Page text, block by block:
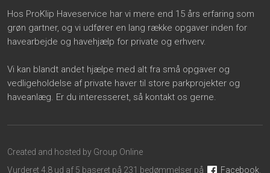
Hos ProKlip Haveservice har vi mere end 15 års erfaring som
grøn gartner, og vi udfører en lang række opgaver inden for
havearbejde og havehjælp for private og erhverv.
Vi kan blandt andet hjælpe med alt fra små opgaver og
vedligeholdelse af private haver til store parkprojekter og
haveanlæg. Er du interesseret, så kontakt os gerne.
Created and hosted by Group Online
Vurderet 4,8 ud af 5 baseret på 231 bedømmelser på
Faceb​ook.